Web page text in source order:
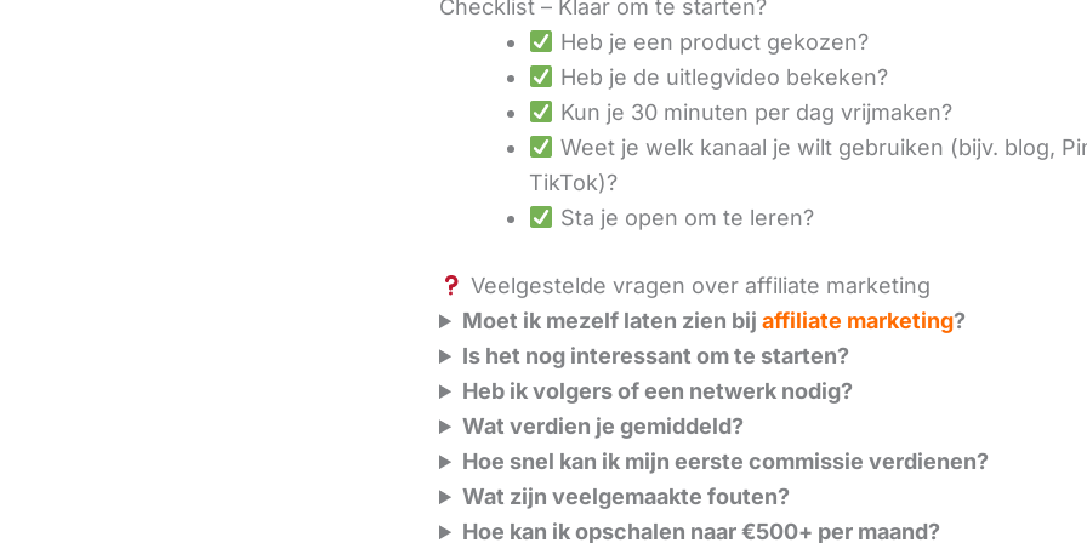
Checklist – Klaar om te starten?
Heb je een product gekozen?
Heb je de uitlegvideo bekeken?
Kun je 30 minuten per dag vrijmaken?
Weet je welk kanaal je wilt gebruiken (bijv. blog,
TikTok)?
Sta je open om te leren?
Veelgestelde vragen over affiliate marketing
Moet ik mezelf laten zien bijaffiliate marketing?
Is het nog interessant om te starten?
Heb ik volgers of een netwerk nodig?
Wat verdien je gemiddeld?
Hoe snel kan ik mijn eerste commissie verdienen?
Wat zijn veelgemaakte fouten?
Hoe kan ik opschalen naar €500+ per maand?